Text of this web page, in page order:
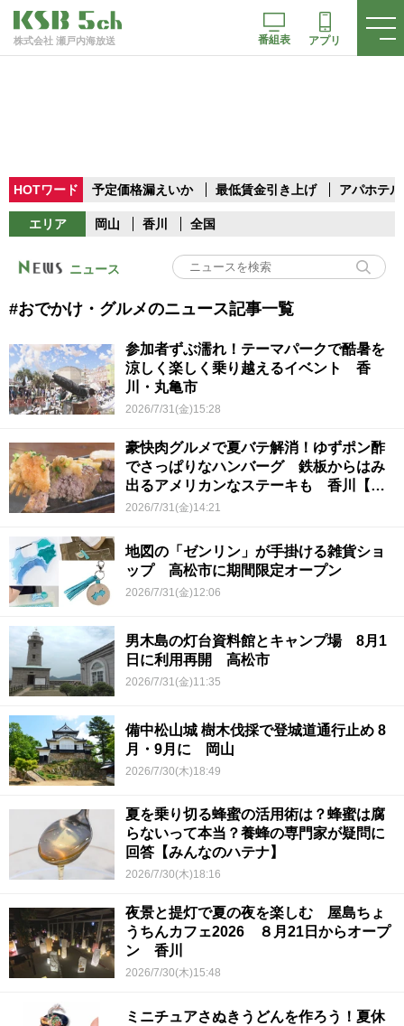
株式会社 瀬戸内海放送 番組表 アプリ
HOTワード 予定価格漏えいか 最低賃金引き上げ アパホテル
エリア 岡山 香川 全国
ニュース
#おでかけ・グルメのニュース記事一覧
参加者ずぶ濡れ！テーマパークで酷暑を
涼しく楽しく乗り越えるイベント 香
川・丸亀市
2026/7/31(金)15:28
豪快肉グルメで夏バテ解消！ゆずポン酢
でさっぱりなハンバーグ 鉄板からはみ
出るアメリカンなステーキも 香川【ほ
っとマルシェ】
2026/7/31(金)14:21
地図の「ゼンリン」が手掛ける雑貨ショ
ップ 高松市に期間限定オープン
2026/7/31(金)12:06
男木島の灯台資料館とキャンプ場 8月1
日に利用再開 高松市
2026/7/31(金)11:35
備中松山城 樹木伐採で登城道通行止め 8
月・9月に 岡山
2026/7/30(木)18:49
夏を乗り切る蜂蜜の活用術は？蜂蜜は腐
らないって本当？養蜂の専門家が疑問に
回答【みんなのハテナ】
2026/7/30(木)18:16
夜景と提灯で夏の夜を楽しむ 屋島ちょ
うちんカフェ2026 ８月21日からオープ
ン 香川
2026/7/30(木)15:48
ミニチュアさぬきうどんを作ろう！夏休